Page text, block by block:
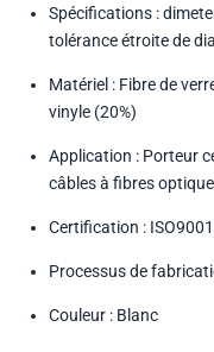
Spécifications :
tolérance étroite de
Matériel : Fibre de
vinyle (20%)
Application : Porteur
câbles à fibres
Certification :
Processus de
Couleur : Blanc